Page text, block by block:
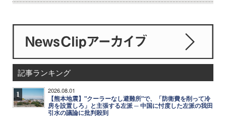
記事ランキング
1 2026.08.01
【熊本地震】"クーラーなし避難所"で、「防衛費を削って冷
房を設置しろ」と主張する左派 ─ 中国に忖度した左派の我田
引水の議論に批判殺到